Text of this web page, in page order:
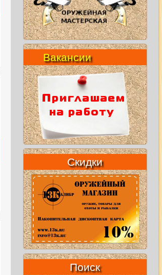
Вакансии
Скидки
Поиск